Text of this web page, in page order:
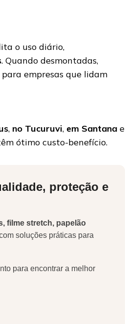
o uso diário,
. Quando desmontadas,
empresas que lidam
, no Tucuruvi, em Santana e
ótimo custo-benefício.
proteção e
filme stretch, papelão
soluções práticas para
para encontrar a melhor